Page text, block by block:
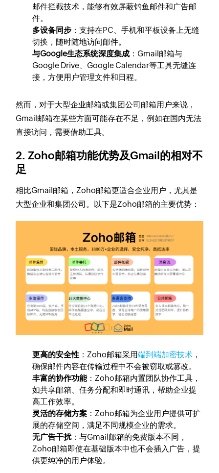
邮件拦截技术，能够有效屏蔽钓鱼邮件和广告邮
件。
多设备同步 ：支持在PC、手机和平板设备上无缝
切换，随时随地访问邮件。
与Google生态系统深度集成 ：Gmail邮箱与
Google Drive、Google Calendar等工具无缝连
接，方便用户管理文件和日程。
然而，对于大型企业邮箱或集团公司邮箱用户来说，
Gmail邮箱在某些方面可能存在不足，例如在国内无法
直接访问，需要借助工具。
2. Zoho邮箱功能优势及Gmail的相对不
足
相比Gmail邮箱，Zoho邮箱更适合企业用户，尤其是
大型企业和集团公司。以下是Zoho邮箱的主要优势：
更高的安全性 ：Zoho邮箱采用端到端加密技术 ，
确保邮件内容在传输过程中不会被窃取或篡改。
丰富的协作功能：Zoho邮箱内置团队协作工具，
如共享邮箱、任务分配和即时通讯，帮助企业提
高工作效率。
灵活的存储方案 ：Zoho邮箱为企业用户提供可扩
展的存储空间，满足不同规模企业的需求。
无广告干扰：与Gmail邮箱的免费版本不同，
Zoho邮箱即使在基础版本中也不会插入广告，提
供更纯净的用户体验。